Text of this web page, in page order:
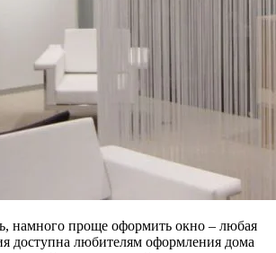
намного проще оформить окно – любая
доступна любителям оформления дома